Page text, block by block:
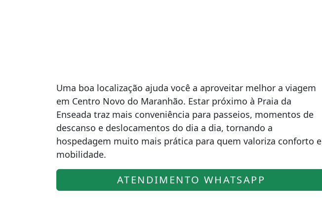
Uma boa localização ajuda você a aproveitar melhor a viagem
em Centro Novo do Maranhão. Estar próximo à Praia da
Enseada traz mais conveniência para passeios, momentos de
descanso e deslocamentos do dia a dia, tornando a
hospedagem muito mais prática para quem valoriza conforto e
mobilidade.
ATENDIMENTO WHATSAPP